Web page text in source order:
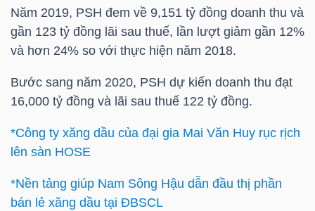
Năm 2019, PSH đem về 9,151 tỷ đồng doanh thu và
gần 123 tỷ đồng lãi sau thuế, lần lượt giảm gần 12%
và hơn 24% so với thực hiện năm 2018.
Bước sang năm 2020, PSH dự kiến doanh thu đạt
16,000 tỷ đồng và lãi sau thuế 122 tỷ đồng.
*Công ty xăng dầu của đại gia Mai Văn Huy rục rịch
lên sàn HOSE
*Nền tảng giúp Nam Sông Hậu dẫn đầu thị phần
bán lẻ xăng dầu tại ĐBSCL
HÀNG
HÓA
KINH
THẾ
GIỚI